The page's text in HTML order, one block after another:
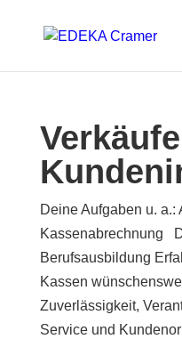
Deine Aufgaben u.
Kassenabrechnung
Berufsausbildung
Kassen
Zuverlässigkeit,
Service und